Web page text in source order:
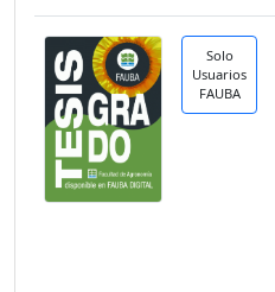
Solo
Usuarios
FAUBA